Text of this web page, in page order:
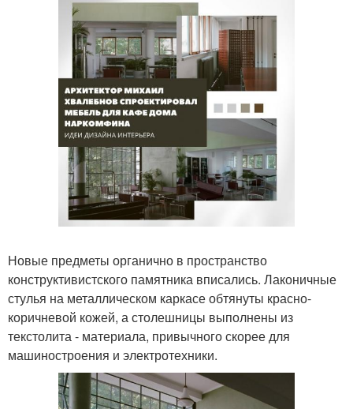
Новые предметы органично в пространство
конструктивистского памятника вписались. Лаконичные
стулья на металлическом каркасе обтянуты красно-
коричневой кожей, а столешницы выполнены из
текстолита - материала, привычного скорее для
машиностроения и электротехники.